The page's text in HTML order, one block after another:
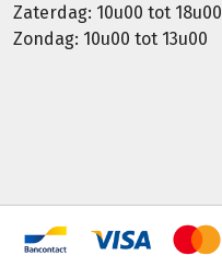
Zaterdag: 10u00 tot 18u00
Zondag: 10u00 tot 13u00